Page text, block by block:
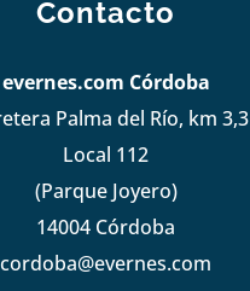
Contacto
evernes.com Córdoba
Palma del Río, km 3,3
Local 112
(Parque Joyero)
14004 Córdoba
cordoba@evernes.com